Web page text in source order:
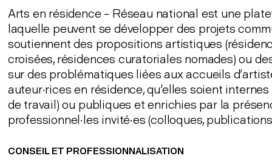
Arts en résidence – Réseau national est une
laquelle peuvent se développer des projets
soutiennent des propositions artistiques
croisées, résidences curatoriales nomades) ou
sur des problématiques liées aux accueils
auteur·rices en résidence, qu'elles soient internes
de travail) ou publiques et enrichies par la
professionnel·les invité·es (colloques,
CONSEIL ET PROFESSIONNALISATION